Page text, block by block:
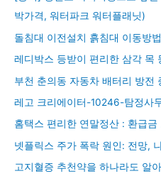
박가격, 워터파크 워터플래닛)
돌침대 이전설치 흙침대 이동방법
레디박스 등받이 편리한 삼각 목
부천 춘의동 자동차 배터리 방전
레고 크리에이터-10246-탐정사
홈택스 편리한 연말정산 : 환급
넷플릭스 주가 폭락 원인: 전망,
고지혈증 추천약을 하나라도 알